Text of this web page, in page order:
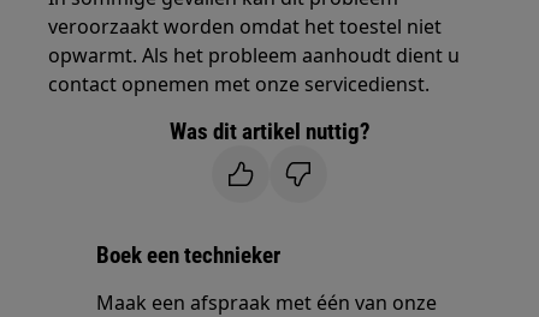
veroorzaakt worden omdat het toestel niet
opwarmt. Als het probleem aanhoudt dient u
contact opnemen met onze servicedienst.
Was dit artikel nuttig?
Boek een technieker
Maak een afspraak met één van onze